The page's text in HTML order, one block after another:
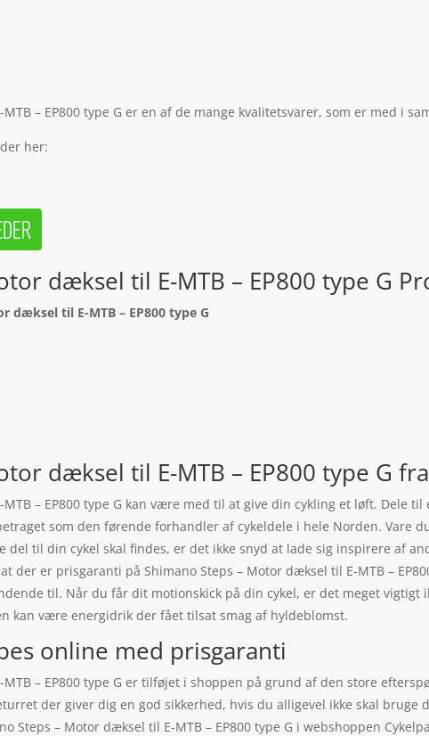
– EP800 type G er en af de mange kvalitetsvarer, som er med i
her:
dæksel til E-MTB – EP800 type G
dæksel til E-MTB – EP800 type G
dæksel til E-MTB – EP800 type G
– EP800 type G kan være med til at give din cykling et løft. Dele
som den førende forhandler af cykeldele i hele Norden. Vare
del til din cykel skal findes, er det ikke snyd at lade sig inspirere af
der er prisgaranti på Shimano Steps – Motor dæksel til E-MTB –
til. Når du får dit motionskick på din cykel, er det meget vigtigt
kan være energidrik der fået tilsat smag af hyldeblomst.
online med prisgaranti
– EP800 type G er tilføjet i shoppen på grund af den store
der giver dig en god sikkerhed, hvis du alligevel ikke skal
Steps – Motor dæksel til E-MTB – EP800 type G i webshoppen